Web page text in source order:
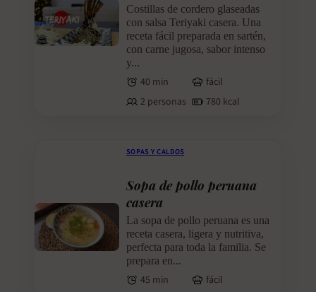
Costillas de cordero glaseadas
con salsa Teriyaki casera. Una
receta fácil preparada en sartén,
con carne jugosa, sabor intenso
y...
40 min
fácil
2 personas
780 kcal
SOPAS Y CALDOS
Sopa de pollo peruana
casera
La sopa de pollo peruana es una
receta casera, ligera y nutritiva,
perfecta para toda la familia. Se
prepara en...
45 min
fácil